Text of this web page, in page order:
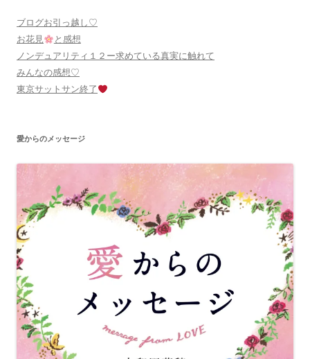
ブログお引っ越し♡
お花見
と感想
ノンデュアリティ１２ー求めている真実に触れて
みんなの感想♡
東京サットサン終了
愛からのメッセージ